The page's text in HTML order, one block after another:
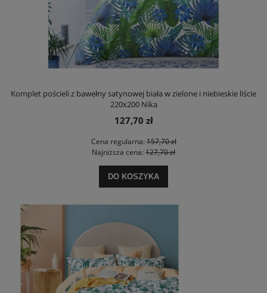
Komplet pościeli z bawełny satynowej biała w zielone i niebieskie liście
220x200 Nika
127,70 zł
Cena regularna:157,70 zł
Najniższa cena: 127,70 zł
DO KOSZYKA